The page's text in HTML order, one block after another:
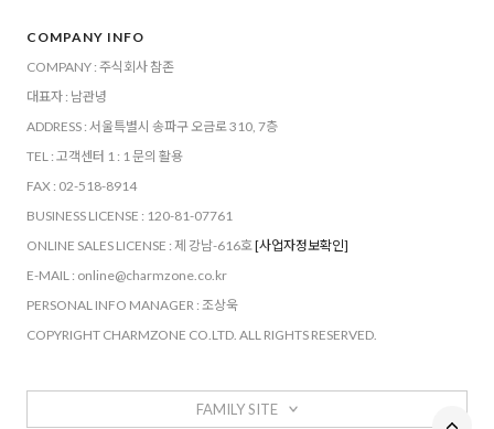
COMPANY INFO
COMPANY : 주식회사 참존
대표자 : 남관녕
ADDRESS : 서울특별시 송파구 오금로 310, 7층
TEL : 고객센터 1 : 1 문의 활용
FAX : 02-518-8914
BUSINESS LICENSE : 120-81-07761
ONLINE SALES LICENSE : 제 강남-616호[사업자정보확인]
E-MAIL : online@charmzone.co.kr
PERSONAL INFO MANAGER : 조상욱
COPYRIGHT CHARMZONE CO.LTD. ALL RIGHTS RESERVED.
FAMILY SITE